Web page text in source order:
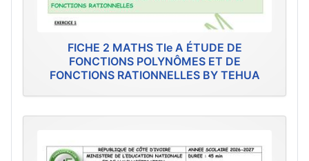
FICHE 2 MATHS Tle A ÉTUDE DE
FONCTIONS POLYNÔMES ET DE
FONCTIONS RATIONNELLES BY TEHUA